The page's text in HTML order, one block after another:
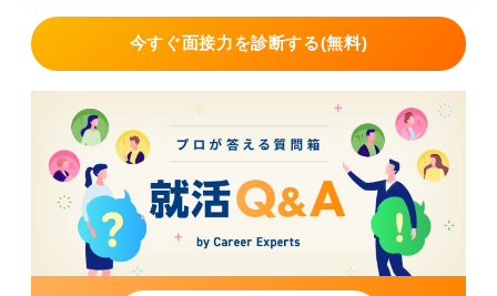
今すぐ面接力を診断する(無料)